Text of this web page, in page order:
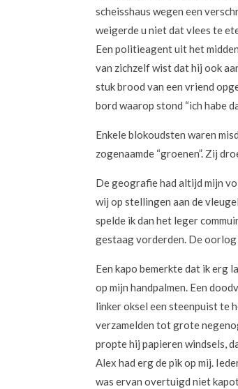
scheisshaus wegen een
weigerde u niet dat vlees te
Een politieagent uit het
van zichzelf wist dat hij ook
stuk brood van een vriend
bord waarop stond “ich habe
Enkele blokoudsten waren
zogenaamde “groenen”. Zij
De geografie had altijd mijn
wij op stellingen aan de
spelde ik dan het leger
gestaag vorderden. De
Een kapo bemerkte dat ik erg
op mijn handpalmen. Een
linker oksel een steenpuist te
verzamelden tot grote
propte hij papieren windsels,
Alex had erg de pik op mij.
was ervan overtuigd niet